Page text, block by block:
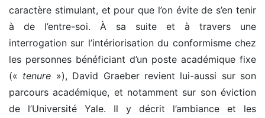
caractère stimulant, et pour que l’on évite de s’en tenir
à de l’entre-soi. À sa suite et à travers une
interrogation sur l’intériorisation du conformisme chez
les personnes bénéficiant d’un poste académique fixe
(« tenure »), David Graeber revient lui-aussi sur son
parcours académique, et notamment sur son éviction
de l’Université Yale. Il y décrit l’ambiance et les